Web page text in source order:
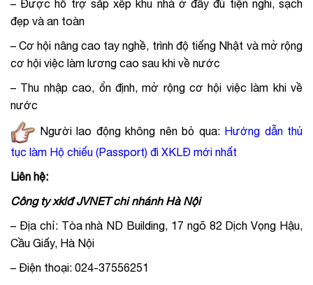
– Được hỗ trợ sắp xếp khu nhà ở đầy đủ tiện nghi, sạch
đẹp và an toàn
– Cơ hội nâng cao tay nghề, trình độ tiếng Nhật và mở rộng
cơ hội việc làm lương cao sau khi về nước
– Thu nhập cao, ổn định, mở rộng cơ hội việc làm khi về
nước
Người lao động không nên bỏ qua: Hướng dẫn thủ
tục làm Hộ chiếu (Passport) đi XKLĐ mới nhất
Liên hệ:
Công ty xklđ JVNET chi nhánh Hà Nội
– Địa chỉ: Tòa nhà ND Building, 17 ngõ 82 Dịch Vọng Hậu,
Cầu Giấy, Hà Nội
– Điện thoại: 024-37556251